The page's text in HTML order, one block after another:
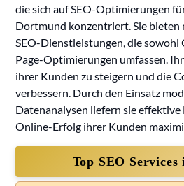
die sich auf SEO-Optimierungen
Dortmund konzentriert. Sie bieten
SEO-Dienstleistungen, die sowohl
Page-Optimierungen umfassen.
ihrer Kunden zu steigern und die
verbessern. Durch den Einsatz
Datenanalysen liefern sie effektive
Online-Erfolg ihrer Kunden
Top SEO